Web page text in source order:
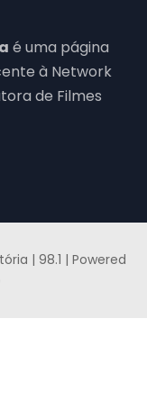
é uma página
à Network
de Filmes
| 98.1 | Powered